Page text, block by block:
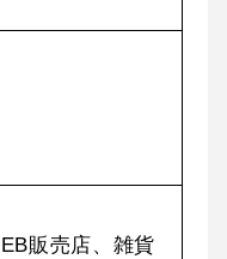
販売店、雑貨